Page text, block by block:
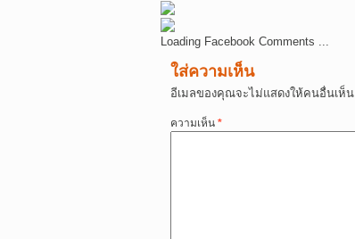
Loading Facebook Comments ...
ใส่ความเห็น
อีเมลของคุณจะไม่แสดงให้คนอื่นเห็น
ความเห็น *